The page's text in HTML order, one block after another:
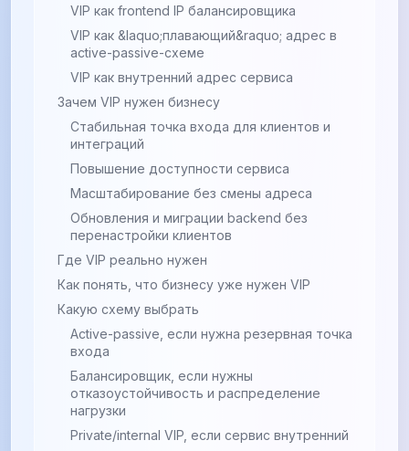
VIP как frontend IP балансировщика
VIP как &laquo;плавающий&raquo; адрес в
active-passive-схеме
VIP как внутренний адрес сервиса
Зачем VIP нужен бизнесу
Стабильная точка входа для клиентов и
интеграций
Повышение доступности сервиса
Масштабирование без смены адреса
Обновления и миграции backend без
перенастройки клиентов
Где VIP реально нужен
Как понять, что бизнесу уже нужен VIP
Какую схему выбрать
Active-passive, если нужна резервная точка
входа
Балансировщик, если нужны
отказоустойчивость и распределение
нагрузки
Private/internal VIP, если сервис внутренний